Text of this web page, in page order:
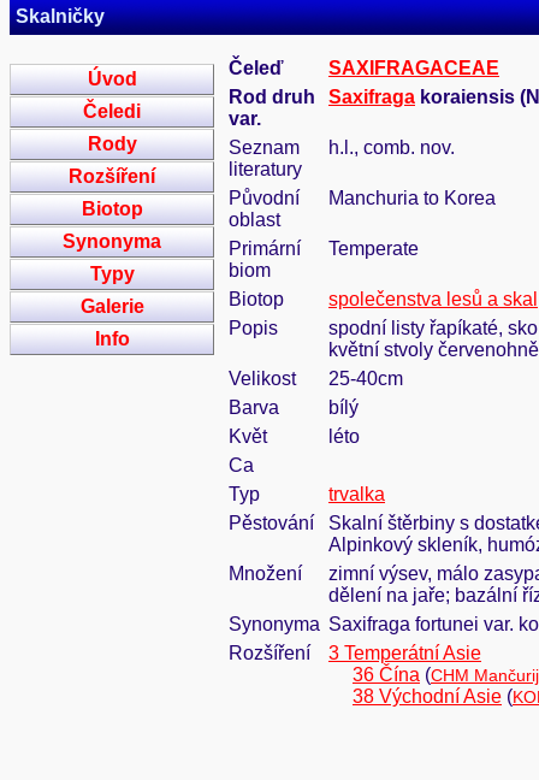
Skalničky
Úvod
Čeledi
Rody
Rozšíření
Biotop
Synonyma
Typy
Galerie
Info
Čeleď
SAXIFRAGACEAE
Rod druh
var.
Saxifraga koraiensis
Seznam
literatury
h.l., comb. nov.
Původní
oblast
Manchuria to Korea
Primární
biom
Temperate
Biotop
společenstva lesů a skal
Popis
spodní listy řapíkaté,
květní stvoly
Velikost
25-40cm
Barva
bílý
Květ
léto
Ca
Typ
trvalka
Pěstování
Skalní štěrbiny s
Alpinkový skleník,
Množení
zimní výsev, málo
dělení na jaře; bazální
Synonyma Saxifraga fortunei var.
Rozšíření
3 Temperátní Asie
36 Čína (CHM
38 Východní Asie (